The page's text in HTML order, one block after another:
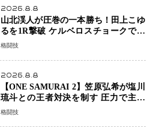
2026.8.8
山北渓人が圧巻の一本勝ち！田上こゆ
るを1R撃破 ケルベロスチョークで存
在感を示す
格闘技
2026.8.8
【ONE SAMURAI 2】笠原弘希が塩川
琉斗との王者対決を制す 圧力で主導
権を握り判定勝利
格闘技